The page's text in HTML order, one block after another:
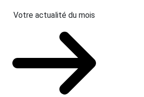
Votre actualité du mois